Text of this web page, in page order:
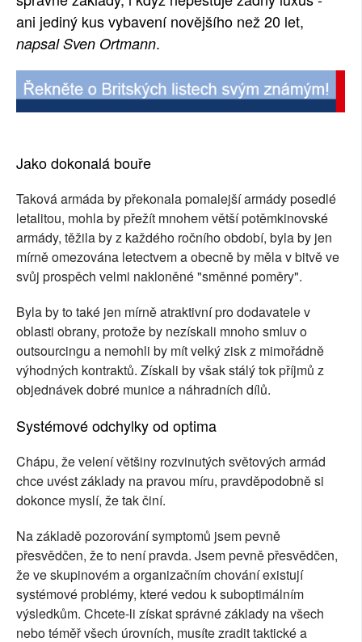
SOCIÁLNÍ SÍTĚ
RUBRIKY
PLNÁ VERZE STRÁNEK
ani jediný kus vybavení novějšího než 20 let,
napsal Sven Ortmann.
Jako dokonalá bouře
Taková armáda by překonala pomalejší armády posedlé
letalitou, mohla by přežít mnohem větší potěmkinovské
armády, těžila by z každého ročního období, byla by jen
mírně omezována letectvem a obecně by měla v bitvě ve
svůj prospěch velmi nakloněné "směnné poměry".
Byla by to také jen mírně atraktivní pro dodavatele v
oblasti obrany, protože by nezískali mnoho smluv o
outsourcingu a nemohli by mít velký zisk z mimořádně
výhodných kontraktů. Získali by však stálý tok příjmů z
objednávek dobré munice a náhradních dílů.
Systémové odchylky od optima
Chápu, že velení většiny rozvinutých světových armád
chce uvést základy na pravou míru, pravděpodobně si
dokonce myslí, že tak činí.
Na základě pozorování symptomů jsem pevně
přesvědčen, že to není pravda. Jsem pevně přesvědčen,
že ve skupinovém a organizačním chování existují
systémové problémy, které vedou k suboptimálním
výsledkům. Chcete-li získat správné základy na všech
nebo téměř všech úrovních, musíte zradit taktické a